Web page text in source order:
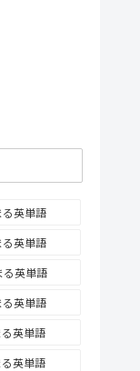
英単語
る英単語
る英単語
る英単語
英単語
英単語